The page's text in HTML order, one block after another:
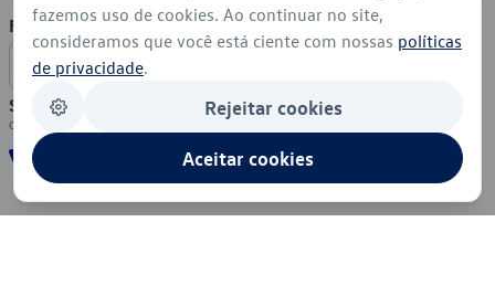
Formas de Pagamento
Segurança
fazemos uso de cookies. Ao continuar no site,
consideramos que você está ciente com nossas políticas
de privacidade.
Rejeitar cookies
Aceitar cookies